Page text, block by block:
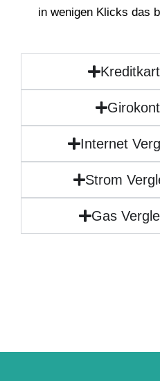
in wenigen Klicks das
Internet
Strom
Gas